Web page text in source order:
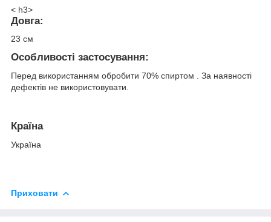
< h3>
Довга:
23 см
Особливості застосування:
Перед використанням обробити 70% спиртом . За наявності
дефектів не використовувати.
Країна
Україна
Приховати